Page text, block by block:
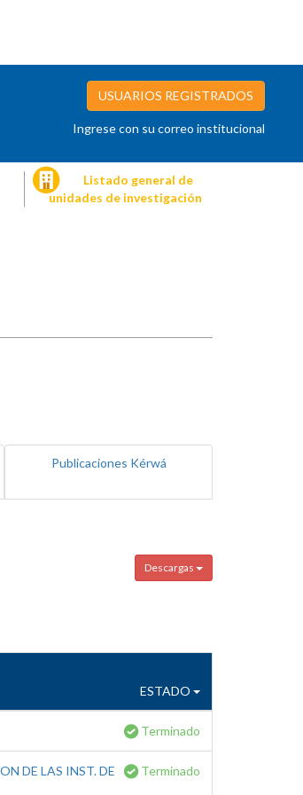
USUARIOS REGISTRADOS
Ingrese con su correo institucional
Listado general de
unidades de investigación
Publicaciones Kérwá
Descargas
ESTADO
Terminado
DE LAS INST. DE
Terminado